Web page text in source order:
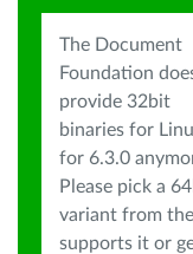
The Document
Foundation
provide 32bit
binaries for
for 6.3.0
Please pick a
variant from
supports it or